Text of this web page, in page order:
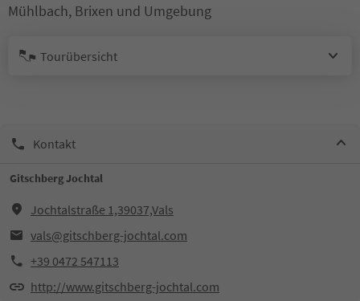
Mühlbach, Brixen und Umgebung
Tourübersicht
Kontakt
Gitschberg Jochtal
Jochtalstraße 1,39037,Vals
vals@gitschberg-jochtal.com
+39 0472 547113
http://www.gitschberg-jochtal.com